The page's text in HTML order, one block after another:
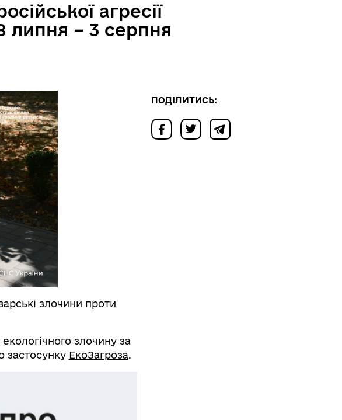
агресії
липня – 3 серпня
злочини проти
злочину за
застосунку ЕкоЗагроза.
ПОДІЛИТИСЬ: